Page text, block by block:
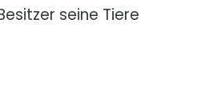
seine Tiere